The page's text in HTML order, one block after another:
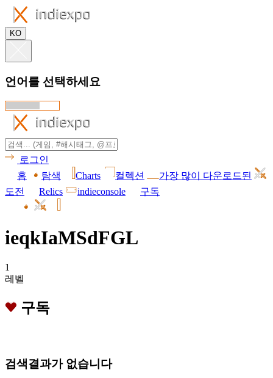
KO
언어를 선택하세요
로그인
홈
탐색 Charts 컬렉션
가장 많이 다운로드된
도전
Relics indieconsole 구독
ieqkIaMSdFGL
1
레벨
구독
검색결과가 없습니다